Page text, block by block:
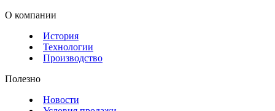
О компании
История
Технологии
Производство
Полезно
Новости